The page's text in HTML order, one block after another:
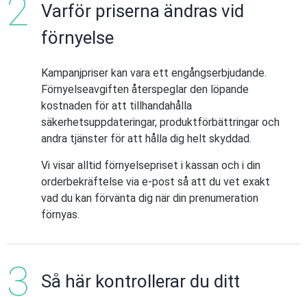
Varför priserna ändras vid
förnyelse
Kampanjpriser kan vara ett engångserbjudande.
Förnyelseavgiften återspeglar den löpande
kostnaden för att tillhandahålla
säkerhetsuppdateringar, produktförbättringar och
andra tjänster för att hålla dig helt skyddad.
Vi visar alltid förnyelsepriset i kassan och i din
orderbekräftelse via e-post så att du vet exakt
vad du kan förvänta dig när din prenumeration
förnyas.
Så här kontrollerar du ditt